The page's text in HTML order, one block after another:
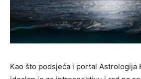
Kao što podsjeća i portal Astrologija